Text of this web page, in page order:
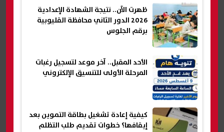
ظهرت الآن.. نتيجة الشهادة الإعدادية
2026 الدور الثاني محافظة القليوبية
برقم الجلوس
الأحد المقبل.. آخر موعد لتسجيل رغبات
المرحلة الأولى للتنسيق الإلكتروني
كيفية إعادة تشغيل بطاقة التموين بعد
إيقافها؟ خطوات تقديم طلب التظلم